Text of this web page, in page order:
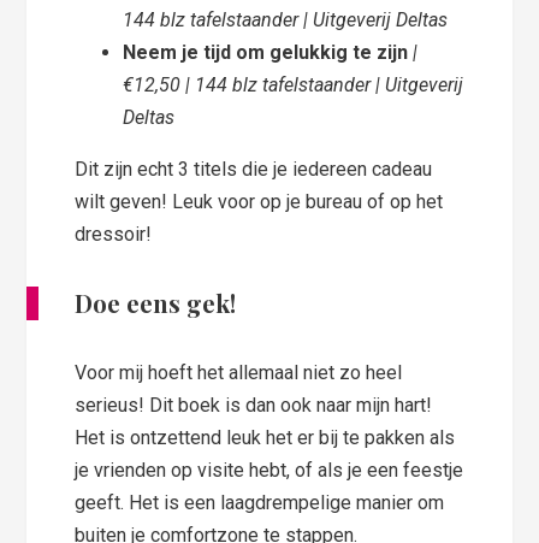
144 blz tafelstaander | Uitgeverij Deltas
Neem je tijd om gelukkig te zijn |
€12,50 | 144 blz tafelstaander | Uitgeverij
Deltas
Dit zijn echt 3 titels die je iedereen cadeau
wilt geven! Leuk voor op je bureau of op het
dressoir!
Doe eens gek!
Voor mij hoeft het allemaal niet zo heel
serieus! Dit boek is dan ook naar mijn hart!
Het is ontzettend leuk het er bij te pakken als
je vrienden op visite hebt, of als je een feestje
geeft. Het is een laagdrempelige manier om
buiten je comfortzone te stappen.